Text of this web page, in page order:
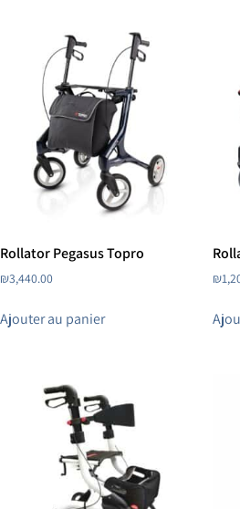
Rollator Pegasus Topro
₪3,440.00
Ajouter au panier
₪